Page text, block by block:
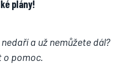
plány!
a už nemůžete dál?
o pomoc.